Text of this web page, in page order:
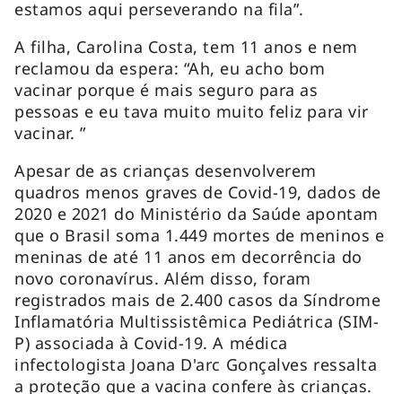
estamos aqui perseverando na fila”.
A filha, Carolina Costa, tem 11 anos e nem
reclamou da espera: “Ah, eu acho bom
vacinar porque é mais seguro para as
pessoas e eu tava muito muito feliz para vir
vacinar. ”
Apesar de as crianças desenvolverem
quadros menos graves de Covid-19, dados de
2020 e 2021 do Ministério da Saúde apontam
que o Brasil soma 1.449 mortes de meninos e
meninas de até 11 anos em decorrência do
novo coronavírus. Além disso, foram
registrados mais de 2.400 casos da Síndrome
Inflamatória Multissistêmica Pediátrica (SIM-
P) associada à Covid-19. A médica
infectologista Joana D'arc Gonçalves ressalta
a proteção que a vacina confere às crianças.